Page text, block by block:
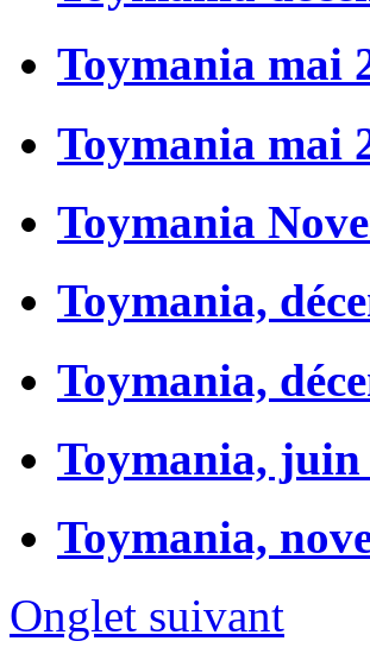
Toymania mai
Toymania mai
Toymania
Toymania,
Toymania,
Toymania, juin
Toymania,
Onglet suivant